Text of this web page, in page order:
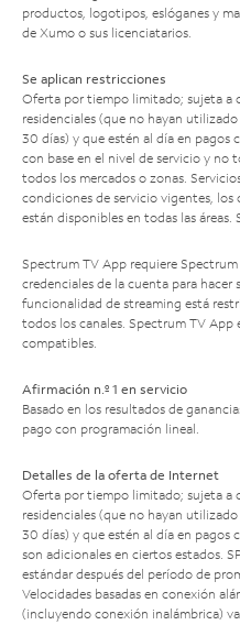
productos, logotipos, eslóganes y
de Xumo o sus licenciatarios.
Se aplican restricciones
Oferta por tiempo limitado; sujeta a
residenciales (que no hayan
30 días) y que estén al día en pagos
con base en el nivel de servicio y no
todos los mercados o zonas.
condiciones de servicio vigentes, los
están disponibles en todas las áreas.
Spectrum TV App requiere
credenciales de la cuenta para
funcionalidad de streaming está
todos los canales. Spectrum TV
compatibles.
Afirmación n.º 1 en servicio
Basado en los resultados de
pago con programación lineal.
Detalles de la oferta de Internet
Oferta por tiempo limitado; sujeta a
residenciales (que no hayan
30 días) y que estén al día en pagos
son adicionales en ciertos estados.
estándar después del período de
Velocidades basadas en conexión
(incluyendo conexión inalámbrica)